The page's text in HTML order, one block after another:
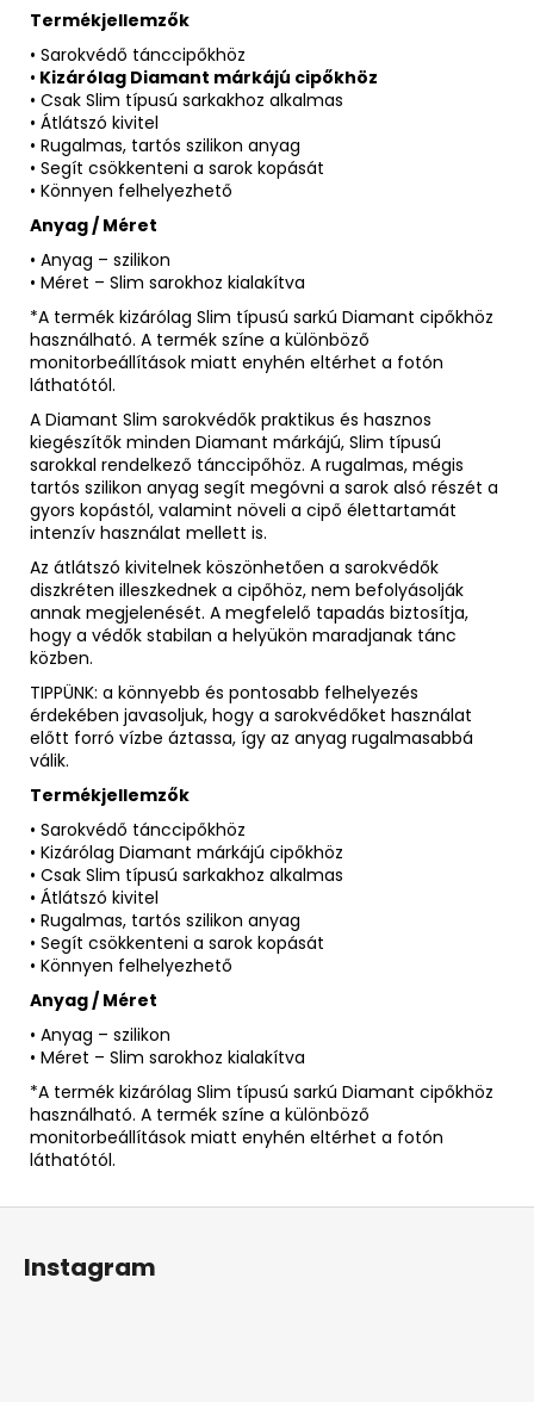
Termékjellemzők
• Sarokvédő tánccipőkhöz
• Kizárólag Diamant márkájú cipőkhöz
• Csak Slim típusú sarkakhoz alkalmas
• Átlátszó kivitel
• Rugalmas, tartós szilikon anyag
• Segít csökkenteni a sarok kopását
• Könnyen felhelyezhető
Anyag / Méret
• Anyag – szilikon
• Méret – Slim sarokhoz kialakítva
*A termék kizárólag Slim típusú sarkú Diamant cipőkhöz
használható. A termék színe a különböző
monitorbeállítások miatt enyhén eltérhet a fotón
láthatótól.
A Diamant Slim sarokvédők praktikus és hasznos
kiegészítők minden Diamant márkájú, Slim típusú
sarokkal rendelkező tánccipőhöz. A rugalmas, mégis
tartós szilikon anyag segít megóvni a sarok alsó részét a
gyors kopástól, valamint növeli a cipő élettartamát
intenzív használat mellett is.
Az átlátszó kivitelnek köszönhetően a sarokvédők
diszkréten illeszkednek a cipőhöz, nem befolyásolják
annak megjelenését. A megfelelő tapadás biztosítja,
hogy a védők stabilan a helyükön maradjanak tánc
közben.
TIPPÜNK: a könnyebb és pontosabb felhelyezés
érdekében javasoljuk, hogy a sarokvédőket használat
előtt forró vízbe áztassa, így az anyag rugalmasabbá
válik.
Termékjellemzők
• Sarokvédő tánccipőkhöz
• Kizárólag Diamant márkájú cipőkhöz
• Csak Slim típusú sarkakhoz alkalmas
• Átlátszó kivitel
• Rugalmas, tartós szilikon anyag
• Segít csökkenteni a sarok kopását
• Könnyen felhelyezhető
Anyag / Méret
• Anyag – szilikon
• Méret – Slim sarokhoz kialakítva
*A termék kizárólag Slim típusú sarkú Diamant cipőkhöz
használható. A termék színe a különböző
monitorbeállítások miatt enyhén eltérhet a fotón
láthatótól.
Instagram